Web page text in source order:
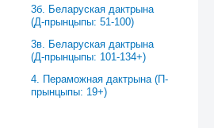
3б. Беларуская дактрына
(Д-прынцыпы: 51-100)
3в. Беларуская дактрына
(Д-прынцыпы: 101-134+)
4. Пераможная дактрына (П-
прынцыпы: 19+)